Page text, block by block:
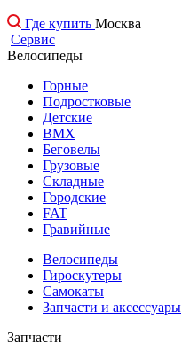
Где купить Москва
Сервис
Велосипеды
Горные
Подростковые
Детские
BMX
Беговелы
Грузовые
Складные
Городские
FAT
Гравийные
Велосипеды
Гироскутеры
Самокаты
Запчасти и аксессуары
Запчасти